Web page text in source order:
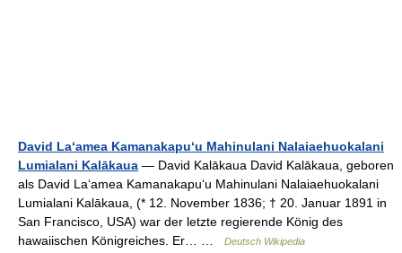
David Laʻamea Kamanakapuʻu Mahinulani Nalaiaehuokalani
Lumialani Kalākaua — David Kalākaua David Kalākaua, geboren
als David Laʻamea Kamanakapuʻu Mahinulani Nalaiaehuokalani
Lumialani Kalākaua, (* 12. November 1836; † 20. Januar 1891 in
San Francisco, USA) war der letzte regierende König des
hawaiischen Königreiches. Er… …
Deutsch Wikipedia